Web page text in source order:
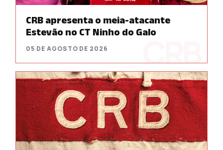
CRB apresenta o meia-atacante
Estevão no CT Ninho do Galo
05 DE AGOSTO DE 2026